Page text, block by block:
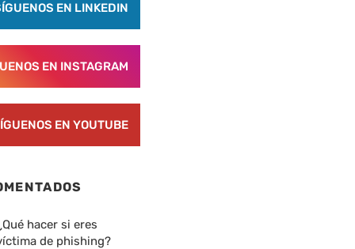
EN LINKEDIN
EN INSTAGRAM
EN YOUTUBE
hacer si eres
de phishing?